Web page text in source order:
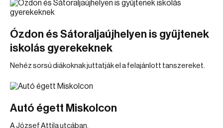
Ózdon és Sátoraljaújhelyen is gyűjtenek
iskolás gyerekeknek
Nehéz sorsú diákoknak juttatják el a felajánlott tanszereket.
Autó égett Miskolcon
A József Attila utcában.